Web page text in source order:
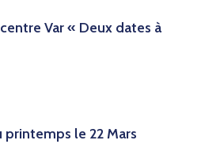
Var « Deux dates à
printemps le 22 Mars